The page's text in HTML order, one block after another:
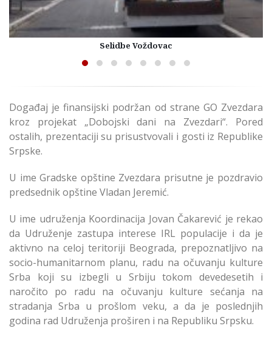
Selidbe Voždovac
Događaj je finansijski podržan od strane GO Zvezdara
kroz projekat „Dobojski dani na Zvezdari“. Pored
ostalih, prezentaciji su prisustvovali i gosti iz Republike
Srpske.
U ime Gradske opštine Zvezdara prisutne je pozdravio
predsednik opštine Vladan Jeremić.
U ime udruženja Koordinacija Jovan Čakarević je rekao
da Udruženje zastupa interese IRL populacije i da je
aktivno na celoj teritoriji Beograda, prepoznatljivo na
socio-humanitarnom planu, radu na očuvanju kulture
Srba koji su izbegli u Srbiju tokom devedesetih i
naročito po radu na očuvanju kulture sećanja na
stradanja Srba u prošlom veku, a da je poslednjih
godina rad Udruženja proširen i na Republiku Srpsku.